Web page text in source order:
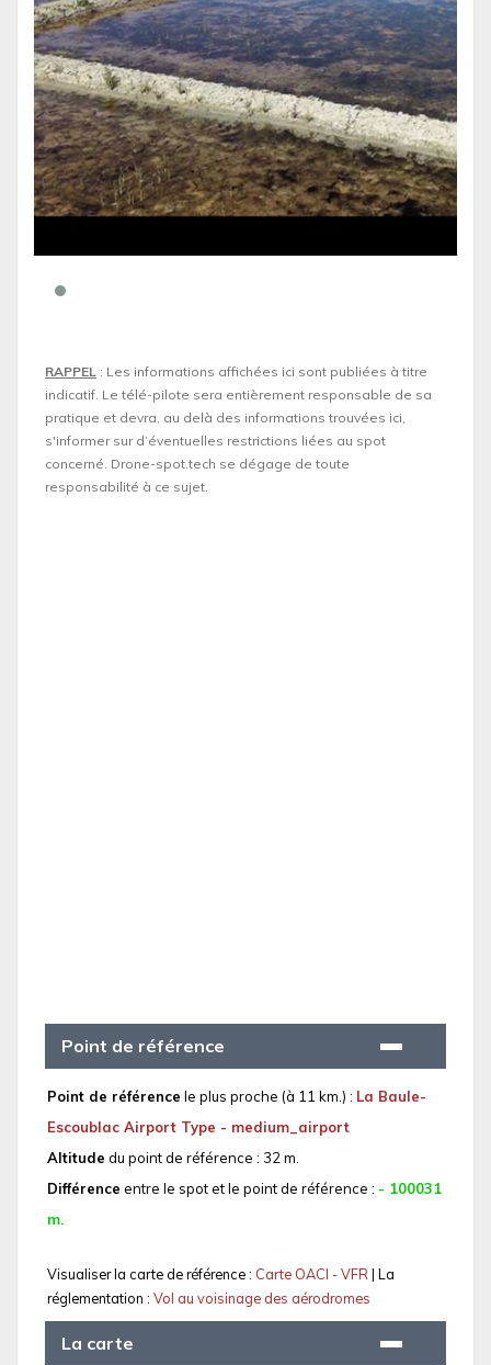
RAPPEL : Les informations affichées ici sont publiées à titre
indicatif. Le télé-pilote sera entièrement responsable de sa
pratique et devra, au delà des informations trouvées ici,
s'informer sur d’éventuelles restrictions liées au spot
concerné. Drone-spot.tech se dégage de toute
responsabilité à ce sujet.
Point de référence
Point de référence le plus proche (à 11 km.) : La Baule-
Escoublac Airport Type - medium_airport
Altitude du point de référence : 32 m.
Différence entre le spot et le point de référence : - 100031
m.
Visualiser la carte de référence : Carte OACI - VFR| La
réglementation : Vol au voisinage des aérodromes
La carte